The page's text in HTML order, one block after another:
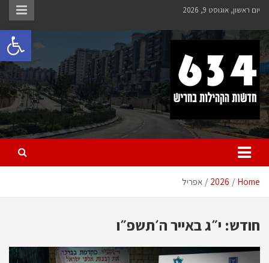
Skip
content
יום ראשון, אוגוסט 9, 2026
חריש 634
חדשות הקהילות בחריש
Home
2026 אפריל
חודש: י״ג באייר ה׳תשפ״ו